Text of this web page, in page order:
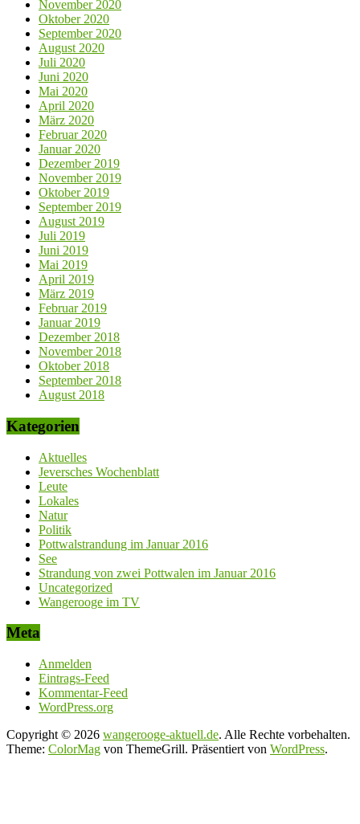
November 2020
Oktober 2020
September 2020
August 2020
Juli 2020
Juni 2020
Mai 2020
April 2020
März 2020
Februar 2020
Januar 2020
Dezember 2019
November 2019
Oktober 2019
September 2019
August 2019
Juli 2019
Juni 2019
Mai 2019
April 2019
März 2019
Februar 2019
Januar 2019
Dezember 2018
November 2018
Oktober 2018
September 2018
August 2018
Kategorien
Aktuelles
Jeversches Wochenblatt
Leute
Lokales
Natur
Politik
Pottwalstrandung im Januar 2016
See
Strandung von zwei Pottwalen im Januar 2016
Uncategorized
Wangerooge im TV
Meta
Anmelden
Eintrags-Feed
Kommentar-Feed
WordPress.org
Copyright © 2026 wangerooge-aktuell.de. Alle Rechte vorbehalten.
Theme: ColorMag von ThemeGrill. Präsentiert von WordPress.